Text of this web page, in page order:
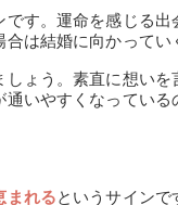
です。運命を感じる
は結婚に向かってい
ょう。素直に想いを
いやすくなってい
まれるというサイン